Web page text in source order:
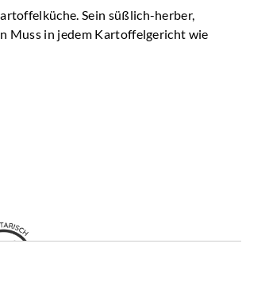
Sein süßlich-herber,
Muss in jedem Kartoffelgericht wie